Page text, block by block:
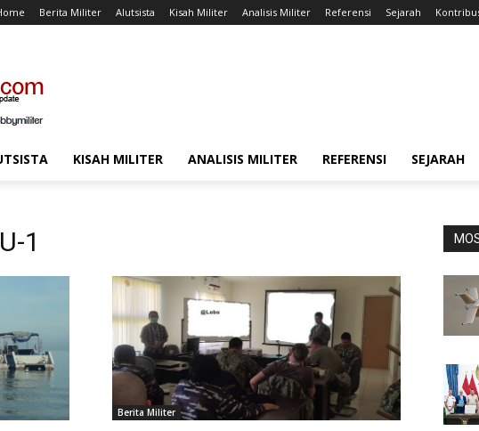
Berita Militer Alutsista Kisah Militer Analisis Militer Referensi Sejarah
KISAH MILITER ANALISIS MILITER REFERENSI SEJARAH
1
Berita Militer